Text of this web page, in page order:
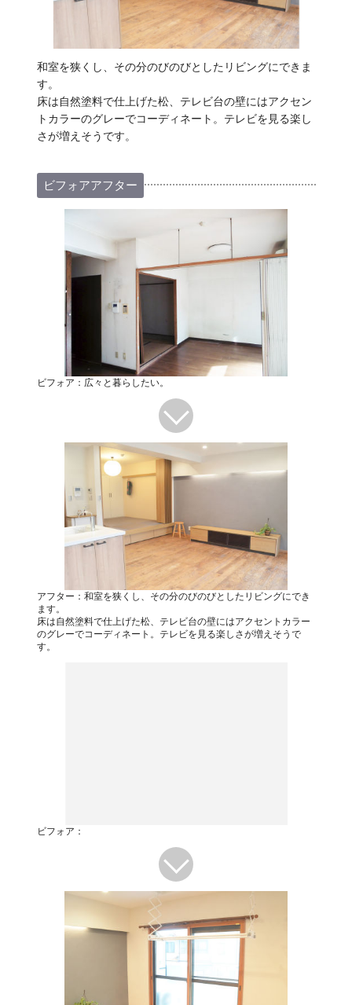
和室を狭くし、その分のびのびとしたリビングにできま
す。
床は自然塗料で仕上げた松、テレビ台の壁にはアクセン
トカラーのグレーでコーディネート。テレビを見る楽し
さが増えそうです。
ビフォアアフター
ビフォア：広々と暮らしたい。
アフター：和室を狭くし、その分のびのびとしたリビングにでき
ます。
床は自然塗料で仕上げた松、テレビ台の壁にはアクセントカラー
のグレーでコーディネート。テレビを見る楽しさが増えそうで
す。
ビフォア：